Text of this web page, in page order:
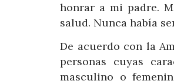
honrar a mi padre.
salud. Nunca había
De acuerdo con la
personas cuyas
masculino o